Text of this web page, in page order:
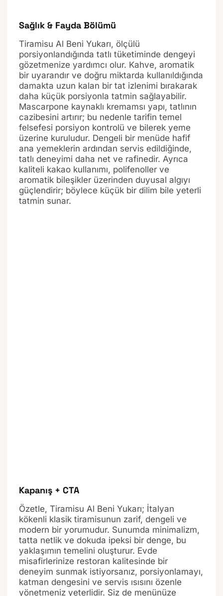
Sağlık & Fayda Bölümü
Tiramisu Al Beni Yukarı, ölçülü
porsiyonlandığında tatlı tüketiminde dengeyi
gözetmenize yardımcı olur. Kahve, aromatik
bir uyarandır ve doğru miktarda kullanıldığında
damakta uzun kalan bir tat izlenimi bırakarak
daha küçük porsiyonla tatmin sağlayabilir.
Mascarpone kaynaklı kremamsı yapı, tatlının
cazibesini artırır; bu nedenle tarifin temel
felsefesi porsiyon kontrolü ve bilerek yeme
üzerine kuruludur. Dengeli bir menüde hafif
ana yemeklerin ardından servis edildiğinde,
tatlı deneyimi daha net ve rafinedir. Ayrıca
kaliteli kakao kullanımı, polifenoller ve
aromatik bileşikler üzerinden duyusal algıyı
güçlendirir; böylece küçük bir dilim bile yeterli
tatmin sunar.
Kapanış + CTA
Özetle, Tiramisu Al Beni Yukarı; İtalyan
kökenli klasik tiramisunun zarif, dengeli ve
modern bir yorumudur. Sunumda minimalizm,
tatta netlik ve dokuda ipeksi bir denge, bu
yaklaşımın temelini oluşturur. Evde
misafirlerinize restoran kalitesinde bir
deneyim sunmak istiyorsanız, porsiyonlamayı,
katman dengesini ve servis ısısını özenle
yönetmeniz yeterlidir. Siz de menünüze